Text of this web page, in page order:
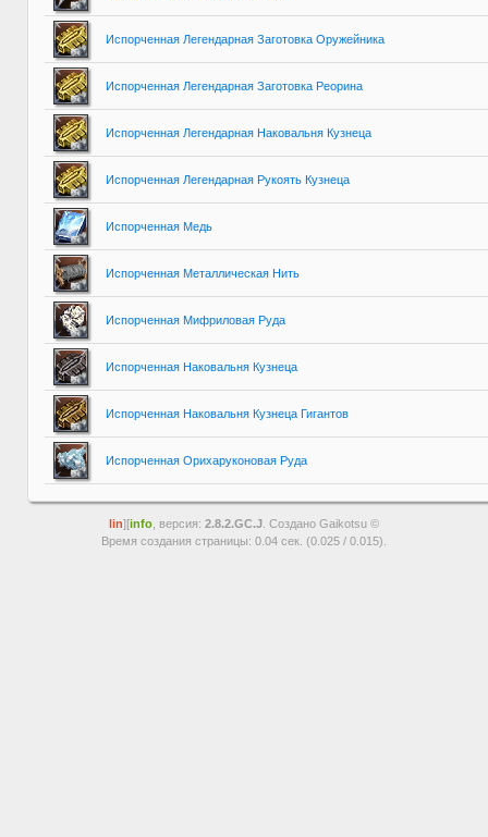
Испорченная Легендарная Заготовка Оружейника
Испорченная Легендарная Заготовка Реорина
Испорченная Легендарная Наковальня Кузнеца
Испорченная Легендарная Рукоять Кузнеца
Испорченная Медь
Испорченная Металлическая Нить
Испорченная Мифриловая Руда
Испорченная Наковальня Кузнеца
Испорченная Наковальня Кузнеца Гигантов
Испорченная Орихаруконовая Руда
lin][info , версия: 2.8.2.GC.J . Создано Gaikotsu ©
Время создания страницы: 0.04 сек. (0.025 / 0.015).